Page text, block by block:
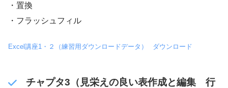
・置換
・フラッシュフィル
Excel講座1・２（練習用ダウンロードデータ） ダウンロード
チャプタ3（見栄えの良い表作成と編集 行